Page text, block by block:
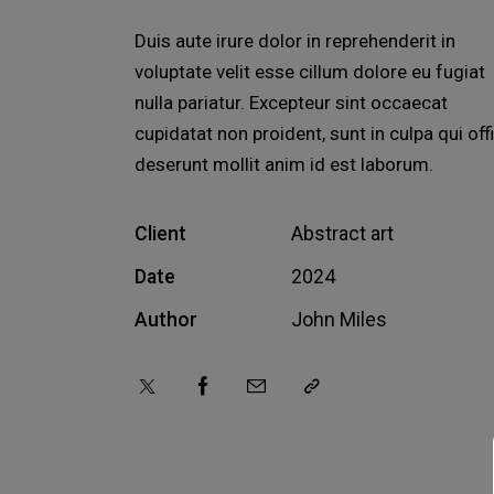
Duis aute irure dolor in reprehenderit in
voluptate velit esse cillum dolore eu fugiat
nulla pariatur. Excepteur sint occaecat
cupidatat non proident, sunt in culpa qui
deserunt mollit anim id est laborum.
Client
Abstract art
Date
2024
Author
John Miles